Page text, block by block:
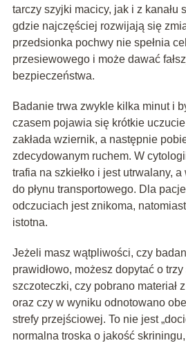
tarczy szyjki macicy, jak i z kanału
gdzie najczęściej rozwijają się
przedsionka pochwy nie spełnia
przesiewowego i może dawać
bezpieczeństwa.
Badanie trwa zwykle kilka minut i
czasem pojawia się krótkie
zakłada wziernik, a następnie
zdecydowanym ruchem. W
trafia na szkiełko i jest utrwalany,
do płynu transportowego. Dla
odczuciach jest znikoma,
istotna.
Jeżeli masz wątpliwości, czy
prawidłowo, możesz dopytać o
szczoteczki, czy pobrano materiał
oraz czy w wyniku odnotowano
strefy przejściowej. To nie jest
normalna troska o jakość